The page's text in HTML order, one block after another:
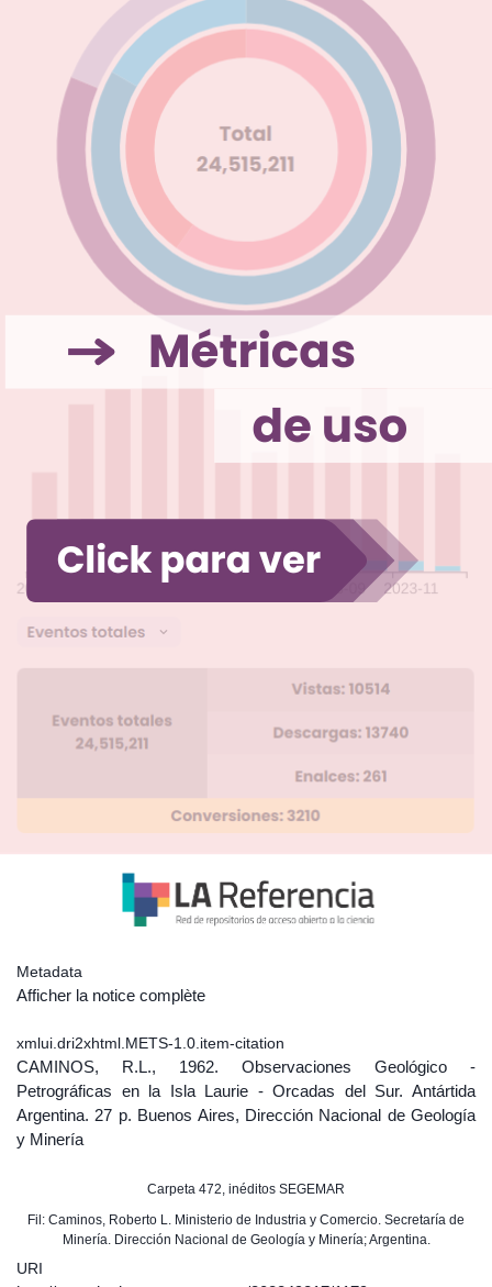
Metadata
Afficher la notice complète
xmlui.dri2xhtml.METS-1.0.item-citation
CAMINOS, R.L., 1962. Observaciones Geológico -
Petrográficas en la Isla Laurie - Orcadas del Sur. Antártida
Argentina. 27 p. Buenos Aires, Dirección Nacional de Geología
y Minería
Carpeta 472, inéditos SEGEMAR
Fil: Caminos, Roberto L. Ministerio de Industria y Comercio. Secretaría de
Minería. Dirección Nacional de Geología y Minería; Argentina.
URI